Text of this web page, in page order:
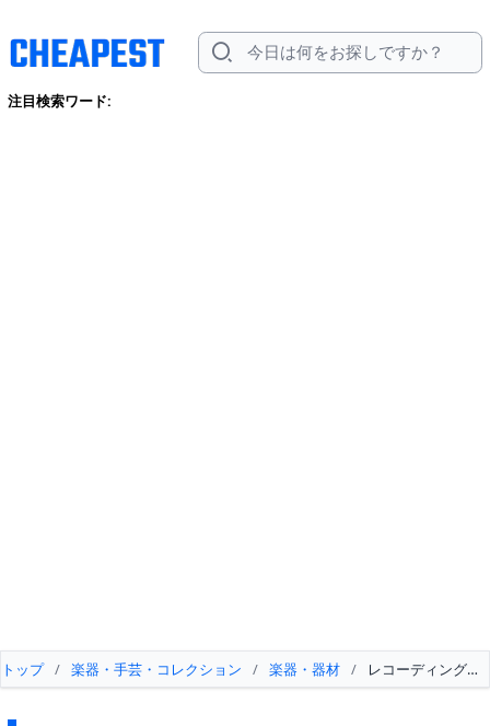
注目検索ワード:
トップ / 楽器・手芸・コレクション / 楽器・器材 / レコーディング・